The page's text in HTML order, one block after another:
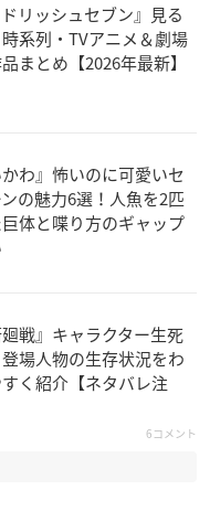
ドリッシュセブン』見る
系列・TVアニメ＆劇場
まとめ【2026年最新】
かわ』怖いのに可愛いセ
の魅力6選！人魚を2匹
体と喋り方のギャップ
廻戦』キャラクター生死
場人物の生存状況をわ
く紹介【ネタバレ注
6コメント